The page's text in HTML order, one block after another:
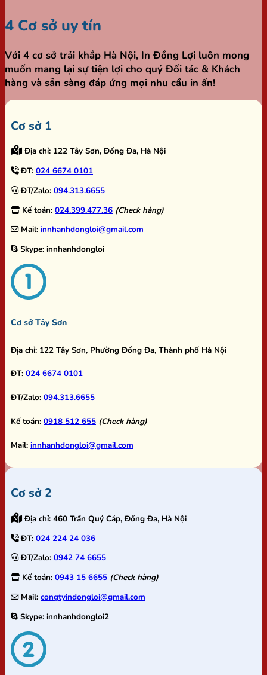
4 Cơ sở uy tín
Với 4 cơ sở trải khắp Hà Nội, In Đồng Lợi luôn mong
muốn mang lại sự tiện lợi cho quý Đối tác & Khách
hàng và sẵn sàng đáp ứng mọi nhu cầu in ấn!
Cơ sở 1
Địa chỉ: 122 Tây Sơn, Đống Đa, Hà Nội
ĐT: 024 6674 0101
ĐT/Zalo: 094.313.6655
Kế toán: 024.399.477.36 (Check hàng)
Mail: innhanhdongloi@gmail.com
Skype: innhanhdongloi
Cơ sở Tây Sơn
Địa chỉ: 122 Tây Sơn, Phường Đống Đa, Thành phố Hà Nội
ĐT: 024 6674 0101
ĐT/Zalo: 094.313.6655
Kế toán: 0918 512 655 (Check hàng)
Mail: innhanhdongloi@gmail.com
Cơ sở 2
Địa chỉ: 460 Trần Quý Cáp, Đống Đa, Hà Nội
ĐT: 024 224 24 036
ĐT/Zalo: 0942 74 6655
Kế toán: 0943 15 6655 (Check hàng)
Mail: congtyindongloi@gmail.com
Skype: innhanhdongloi2